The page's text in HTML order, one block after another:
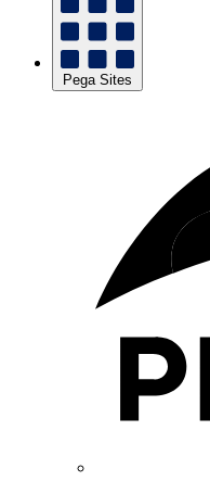
Pega Sites